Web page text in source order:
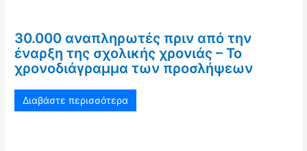
30.000 αναπληρωτές πριν από την
έναρξη της σχολικής χρονιάς – Το
χρονοδιάγραμμα των προσλήψεων
Διαβάστε περισσότερα